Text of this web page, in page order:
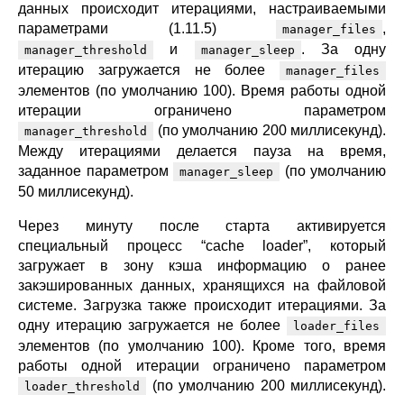
данных происходит итерациями, настраиваемыми
параметрами (1.11.5)
manager_files ,
manager_threshold и manager_sleep . За одну
итерацию загружается не более
manager_files
элементов (по умолчанию 100). Время работы одной
итерации ограничено параметром
manager_threshold
(по умолчанию 200 миллисекунд).
Между итерациями делается пауза на время,
заданное параметром
manager_sleep
(по умолчанию
50 миллисекунд).
Через минуту после старта активируется
специальный процесс “cache loader”, который
загружает в зону кэша информацию о ранее
закэшированных данных, хранящихся на файловой
системе. Загрузка также происходит итерациями. За
одну итерацию загружается не более
loader_files
элементов (по умолчанию 100). Кроме того, время
работы одной итерации ограничено параметром
loader_threshold
(по умолчанию 200 миллисекунд).